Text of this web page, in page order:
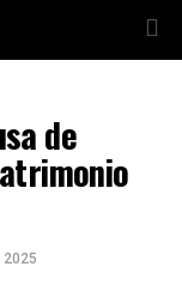
de
2025